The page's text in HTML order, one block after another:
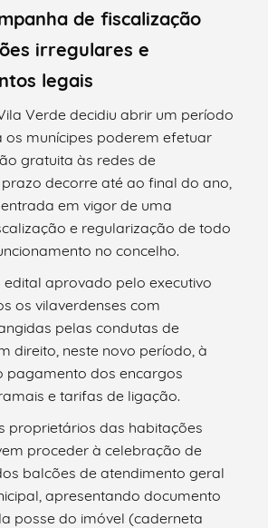
de fiscalização
irregulares e
legais
Verde decidiu abrir um período
os munícipes poderem efetuar
gratuita às redes de
decorre até ao final do ano,
em vigor de uma
e regularização de todo
no concelho.
aprovado pelo executivo
os vilaverdenses com
pelas condutas de
direito, neste novo período, à
pagamento dos encargos
e tarifas de ligação.
proprietários das habitações
proceder à celebração de
balcões de atendimento geral
apresentando documento
posse do imóvel (caderneta